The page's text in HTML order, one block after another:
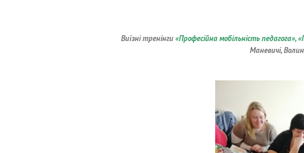
Виїзні тренінги«Професійна мобільність
Маневичі,